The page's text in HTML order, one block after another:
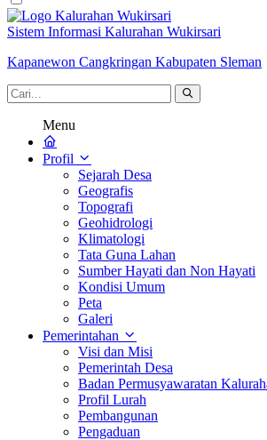
Sistem Informasi Kalurahan Wukirsari
Kapanewon Cangkringan Kabupaten Sleman
Menu
Profil
Sejarah Desa
Geografis
Topografi
Geohidrologi
Klimatologi
Tata Guna Lahan
Sumber Hayati dan Non Hayati
Kondisi Umum
Peta
Galeri
Pemerintahan
Visi dan Misi
Pemerintah Desa
Badan Permusyawaratan
Profil Lurah
Pembangunan
Pengaduan